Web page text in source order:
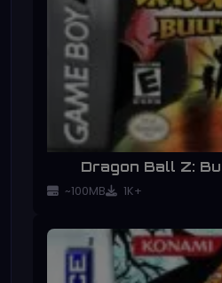
Dragon Ball Z:
~100MB 1K+